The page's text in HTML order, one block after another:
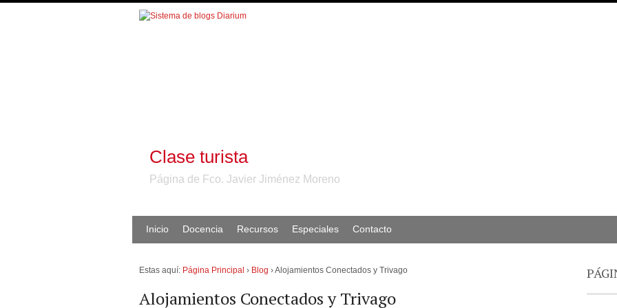
Clase turista
Página de Fco. Javier Jiménez Moreno
Inicio Docencia Recursos Especiales Contacto
Estas aquí: Página Principal › Blog ›Alojamientos Conectados y Trivago
Alojamientos Conectados y Trivago